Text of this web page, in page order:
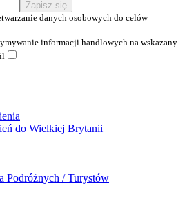
danych osobowych do celów
informacji handlowych na wskazany
do Wielkiej Brytanii
Podróżnych / Turystów